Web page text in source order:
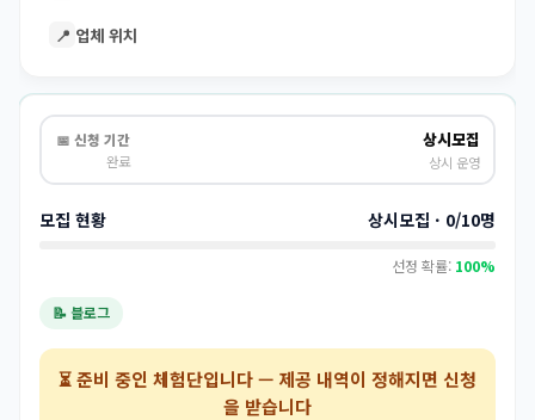
📍 업체 위치
📅 신청 기간
완료
상시모집
상시 운영
모집 현황 상시모집 · 0/10명
선정 확률: 100%
📝 블로그
⏳준비 중인 체험단입니다 — 제공 내역이 정해지면 신청
을 받습니다